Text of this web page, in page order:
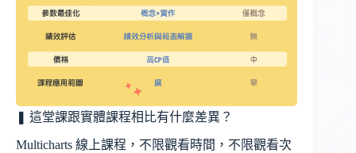
❚ 這堂課跟實體課程相比有什麼差異？
Multicharts 線上課程，不限觀看時間，不限觀看次